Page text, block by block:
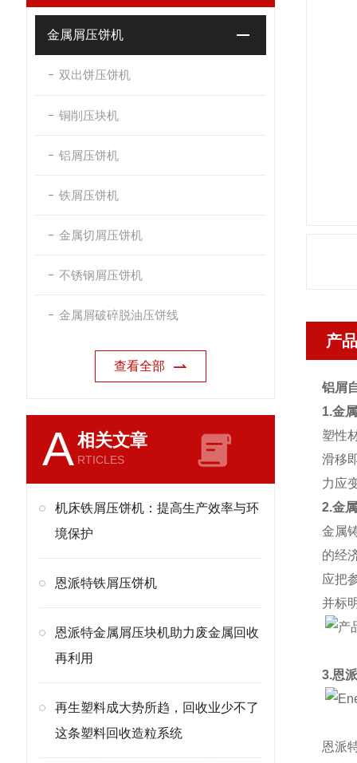
金属屑压饼机
双出饼压饼机
铜削压块机
铝屑压饼机
铁屑压饼机
金属切屑压饼机
不锈钢屑压饼机
金属屑破碎脱油压饼线
查看全部
A相关文章
RTICLES
机床铁屑压饼机：提高生产效率与环
境保护
恩派特铁屑压饼机
恩派特金属屑压块机助力废金属回收
再利用
再生塑料成大势所趋，回收业少不了
这条塑料回收造粒系统
产
铝屑
1.金
塑性
滑移
力应
2.金
金属
的经
应把
并标
3.恩
恩派